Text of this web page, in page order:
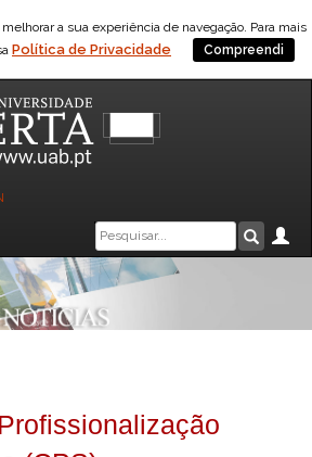
a sua experiência de navegação. Para mais
Política de Privacidade Compreendi
Caixa
de
pesquisa